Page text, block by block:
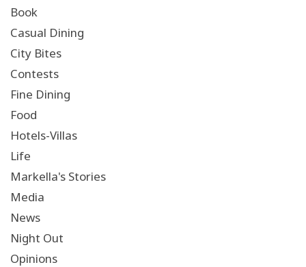
Book
Casual Dining
City Bites
Contests
Fine Dining
Food
Hotels-Villas
Life
Markella's Stories
Media
News
Night Out
Opinions